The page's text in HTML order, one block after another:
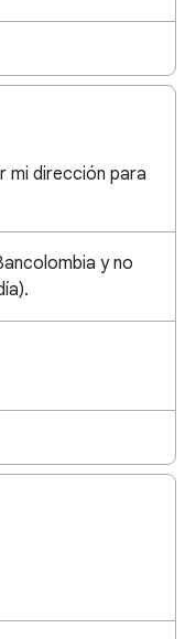
mi dirección para
y no